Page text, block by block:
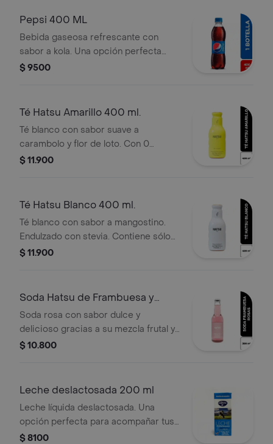
Pepsi 400 ML
Bebida gaseosa refrescante con
sabor a kola. Una opción perfecta
para acompañar tus tortas o postres
$ 9500
Té Hatsu Amarillo 400 ml.
Té blanco con sabor suave a
carambolo y flor de loto. Con 0
calorías y 0 carbohidratos. Esta
$ 11.900
Té Hatsu Blanco 400 ml.
Té blanco con sabor a mangostino.
Endulzado con stevia. Contiene sólo
30 calorías por porción. Esta bebida
$ 11.900
Soda Hatsu de Frambuesa y
Rosas 300 ml
Soda rosa con sabor dulce y
delicioso gracias a su mezcla frutal y
herbal. Contiene 15 calorías por
$ 10.800
Leche deslactosada 200 ml
Leche líquida deslactosada. Una
opción perfecta para acompañar tus
tortas o postres favoritos.
$ 8100